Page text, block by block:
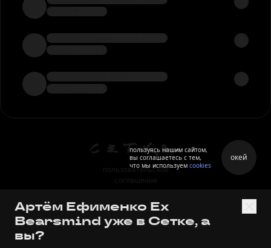
пользовательское
соглашение
данных
правила
Артём Ефименко Ex
Bearsmind уже в Сетке, а
вы?
пользуясь нашим сайтом,
вы соглашаетесь с тем,
что мы используем cookies
окей